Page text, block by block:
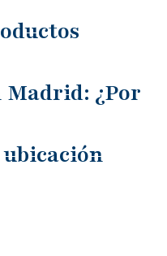
Madrid: ¿Por
ubicación